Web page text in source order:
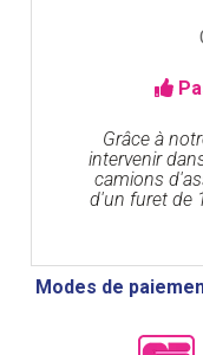
Grâce à
intervenir
camions
d'un furet de
Modes de